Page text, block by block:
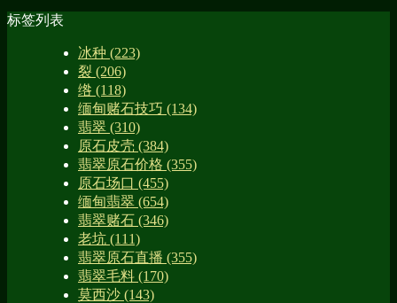
标签列表
冰种 (223)
裂 (206)
绺 (118)
缅甸赌石技巧 (134)
翡翠 (310)
原石皮壳 (384)
翡翠原石价格 (355)
原石场口 (455)
缅甸翡翠 (654)
翡翠赌石 (346)
老坑 (111)
翡翠原石直播 (355)
翡翠毛料 (170)
莫西沙 (143)